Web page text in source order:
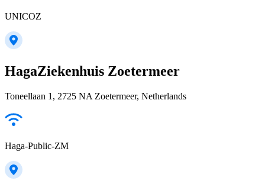
UNICOZ
HagaZiekenhuis Zoetermeer
Toneellaan 1, 2725 NA Zoetermeer, Netherlands
Haga-Public-ZM